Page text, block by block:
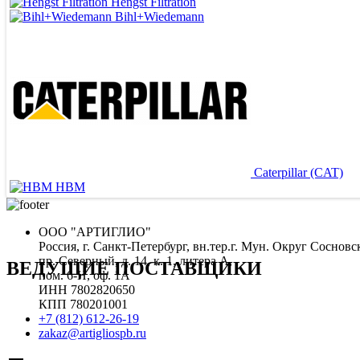
ВЕДУЩИЕ ПОСТАВЩИКИ
Bihl+Wiedemann
Caterpillar (CAT)
HBM
ООО "АРТИГЛИО"
Россия, г. Санкт-Петербург, вн.тер.г. Мун. Округ
пр. Северный, д. 14, к. 1, литера А,
пом. 6-Н, оф. 1А
ИНН 7802820650
КПП 780201001
+7 (812) 612-26-19
zakaz@artigliospb.ru